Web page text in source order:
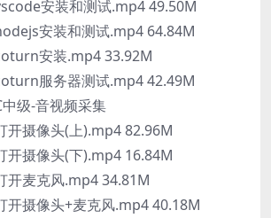
安装和测试.mp4 49.50M
安装和测试.mp4 64.84M
安装.mp4 33.92M
服务器测试.mp4 42.49M
级-音视频采集
摄像头(上).mp4 82.96M
摄像头(下).mp4 16.84M
麦克风.mp4 34.81M
摄像头+麦克风.mp4 40.18M